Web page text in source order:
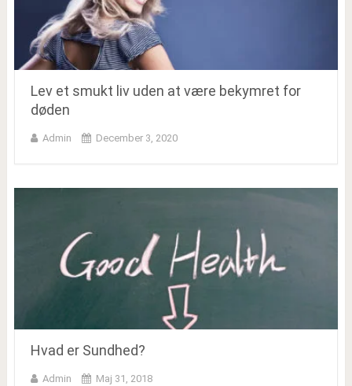
Lev et smukt liv uden at være bekymret for
døden
Admin December 3, 2020
Hvad er Sundhed?
Admin Maj 31, 2018